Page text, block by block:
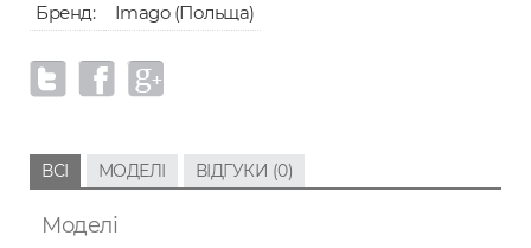
Бренд:
Imago (Польща)
ВСІ МОДЕЛІ ВІДГУКИ (0)
Моделі